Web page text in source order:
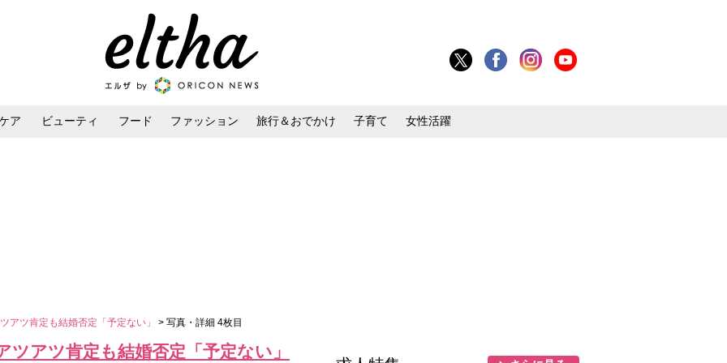
ア ビューティ フード ファッション 旅行＆おでかけ 子育て 女性活躍
アツ肯定も結婚否定「予定ない」 > 写真・詳細 4枚目
アツ肯定も結婚否定「予定ない」